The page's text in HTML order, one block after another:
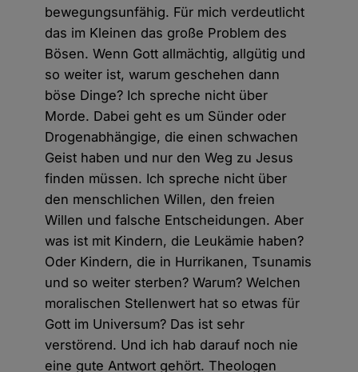
bewegungsunfähig. Für mich verdeutlicht
das im Kleinen das große Problem des
Bösen. Wenn Gott allmächtig, allgütig und
so weiter ist, warum geschehen dann
böse Dinge? Ich spreche nicht über
Morde. Dabei geht es um Sünder oder
Drogenabhängige, die einen schwachen
Geist haben und nur den Weg zu Jesus
finden müssen. Ich spreche nicht über
den menschlichen Willen, den freien
Willen und falsche Entscheidungen. Aber
was ist mit Kindern, die Leukämie haben?
Oder Kindern, die in Hurrikanen, Tsunamis
und so weiter sterben? Warum? Welchen
moralischen Stellenwert hat so etwas für
Gott im Universum? Das ist sehr
verstörend. Und ich hab darauf noch nie
eine gute Antwort gehört. Theologen